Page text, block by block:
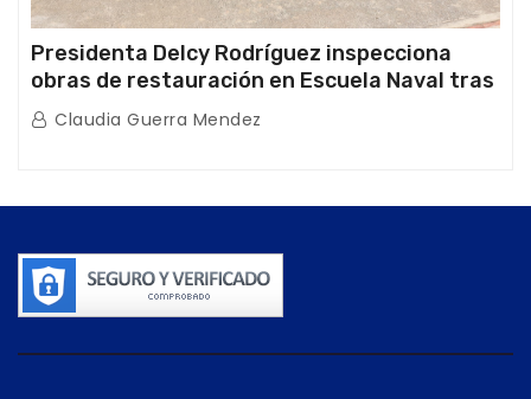
Presidenta Delcy Rodríguez inspecciona
obras de restauración en Escuela Naval tras
afectaciones sísmicas en La Guaira
Claudia Guerra Mendez